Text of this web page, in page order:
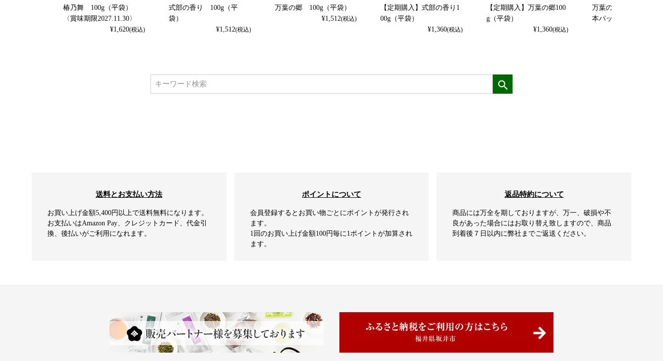
椿乃舞 100g（平袋）
〈賞味期限2027.11.30〉
¥1,620(税込)
式部の香り 100g（平
袋）
¥1,512(税込)
万葉の郷 100g（平袋）
¥1,512(税込)
【定期購入】式部の香り1
00g（平袋）
¥1,360(税込)
【定期購入】万葉の郷100
g（平袋）
¥1,360(税込)
万葉の郷 （100g平袋
本パック
送料とお支払い方法
お買い上げ金額5,400円以上で送料無料になります。
お支払いはAmazon Pay、クレジットカード、代金引
換、後払いがご利用になれます。
ポイントについて
会員登録するとお買い物ごとにポイントが発行され
ます。
1回のお買い上げ金額100円毎に1ポイントが加算され
ます。
返品特約について
商品には万全を期しておりますが、万一、破損や不
良があった場合にはお取り替え致しますので、商品
到着後７日以内に弊社までご返送ください。